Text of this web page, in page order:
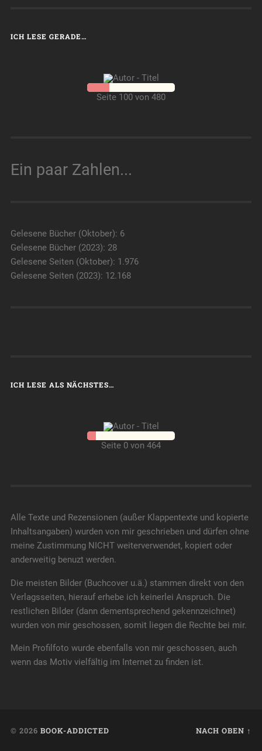
ICH LESE GERADE…
Seite 100 von 480
Ein paar Zahlen...
Gelesene Bücher (Oktober): 6
Gelesene Bücher (2023): 28
Gelesene Seiten (Oktober): 1.976
Gelesene Seiten (2023): 12.168
ICH LESE ALS NÄCHSTES…
Seite 0 von 464
Alle Texte und Rezensionen (außer Klappentexte und kopierte
Inhaltsangaben) wurden von mir geschrieben und dürfen ohne
meine Zustimmung NICHT weiterverwendet, kopiert oder
anderweitig benuzt werden.
Die meisten Bilder (Buchcover u.ä.) stammen direkt von den
Verlagsseiten, hierauf erhebe ich keinerlei Anspruch. Die
restlichen Bilder (dann dementsprechend gekennzeichnet)
wurden von mir geschossen, somit liegen die Rechte bei mir.
Mein Profilfoto wurde ebenfalls von mir geschossen, auch
wenn das Motiv vielfältig im Internet zu finden ist.
© 2026 BOOK-ADDICTED NACH OBEN ↑